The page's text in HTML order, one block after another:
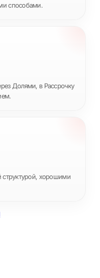
способами.
Долями, в Рассрочку
структурой, хорошими